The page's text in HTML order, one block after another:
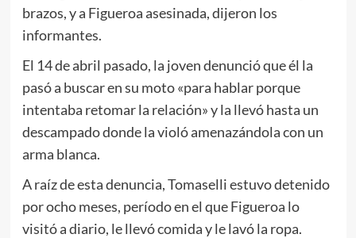
brazos, y a Figueroa asesinada, dijeron los
informantes.
El 14 de abril pasado, la joven denunció que él la
pasó a buscar en su moto «para hablar porque
intentaba retomar la relación» y la llevó hasta un
descampado donde la violó amenazándola con un
arma blanca.
A raíz de esta denuncia, Tomaselli estuvo detenido
por ocho meses, período en el que Figueroa lo
visitó a diario, le llevó comida y le lavó la ropa.